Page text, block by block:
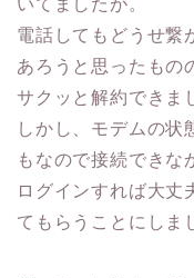
いてましたが。
電話してもどうせ繋
あろうと思ったもの
サクッと解約できま
しかし、モデムの状
もなので接続できな
ログインすれば大丈
てもらうことにしま